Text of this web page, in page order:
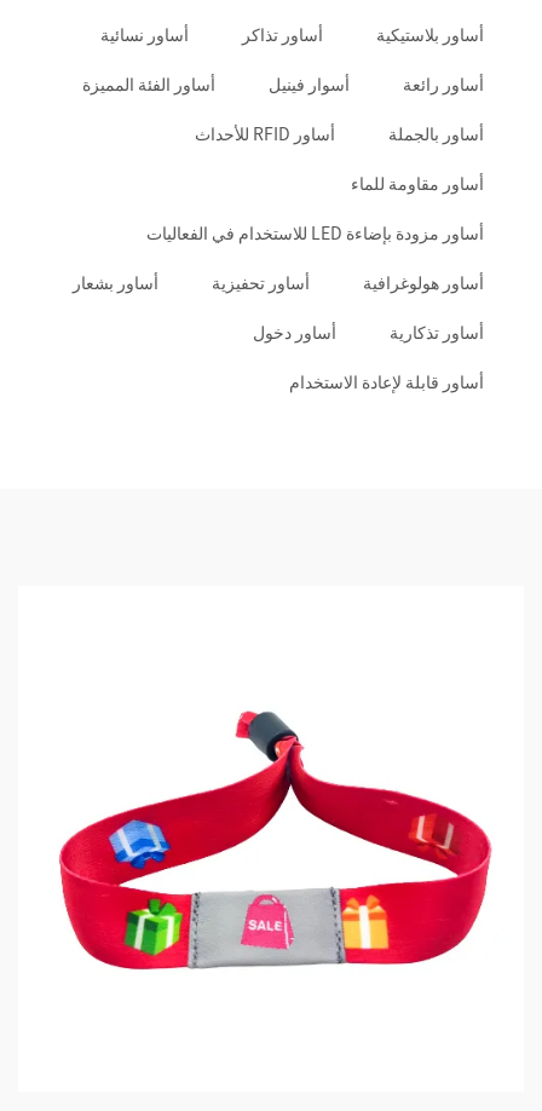
أساور بلاستيكية أساور تذاكر أساور نسائية
أساور رائعة أسوار فينيل أساور الفئة المميزة
أساور بالجملة أساور RFID للأحداث
أساور مقاومة للماء
أساور مزودة بإضاءة LED للاستخدام في الفعاليات
أساور هولوغرافية أساور تحفيزية أساور بشعار
أساور تذكارية أساور دخول
أساور قابلة لإعادة الاستخدام